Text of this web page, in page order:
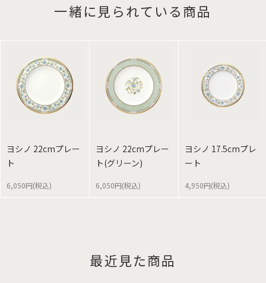
一緒に見られている商品
ヨシノ 22cmプレー
ト
6,050円(税込)
ヨシノ 22cmプレー
ト(グリーン)
6,050円(税込)
ヨシノ 17.5cmプレ
ート
4,950円(税込)
最近見た商品